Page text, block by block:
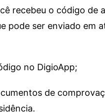
recebeu o código de
pode ser enviado em
no DigioApp;
de